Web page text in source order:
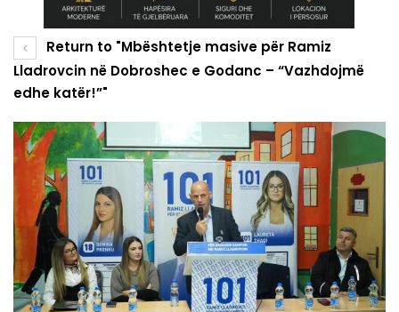
Return to "Mbështetje masive për Ramiz
Lladrovcin në Dobroshec e Godanc – “Vazhdojmë
edhe katër!”"